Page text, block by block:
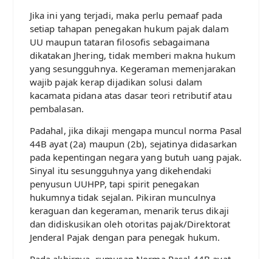
Jika ini yang terjadi, maka perlu pemaaf pada
setiap tahapan penegakan hukum pajak dalam
UU maupun tataran filosofis sebagaimana
dikatakan Jhering, tidak memberi makna hukum
yang sesungguhnya. Kegeraman memenjarakan
wajib pajak kerap dijadikan solusi dalam
kacamata pidana atas dasar teori retributif atau
pembalasan.
Padahal, jika dikaji mengapa muncul norma Pasal
44B ayat (2a) maupun (2b), sejatinya didasarkan
pada kepentingan negara yang butuh uang pajak.
Sinyal itu sesungguhnya yang dikehendaki
penyusun UUHPP, tapi spirit penegakan
hukumnya tidak sejalan. Pikiran munculnya
keraguan dan kegeraman, menarik terus dikaji
dan didiskusikan oleh otoritas pajak/Direktorat
Jenderal Pajak dengan para penegak hukum.